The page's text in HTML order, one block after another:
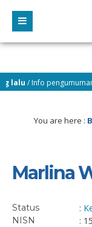
/ Info pengumuman
/ Selamat Bergabung
You are here :
Marlina
Status :
NISN :